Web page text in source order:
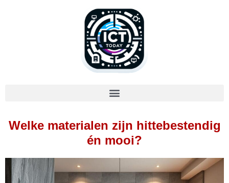
Welke materialen zijn hittebestendig
én mooi?